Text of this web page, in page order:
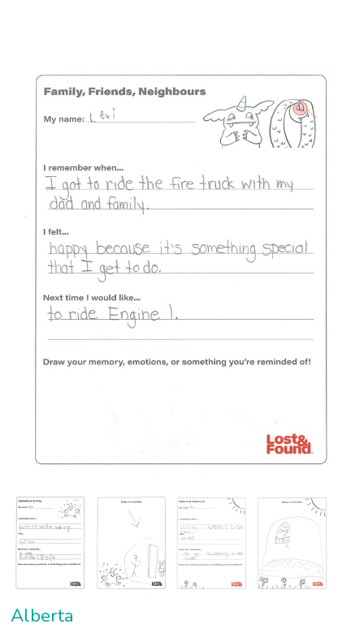
Alberta